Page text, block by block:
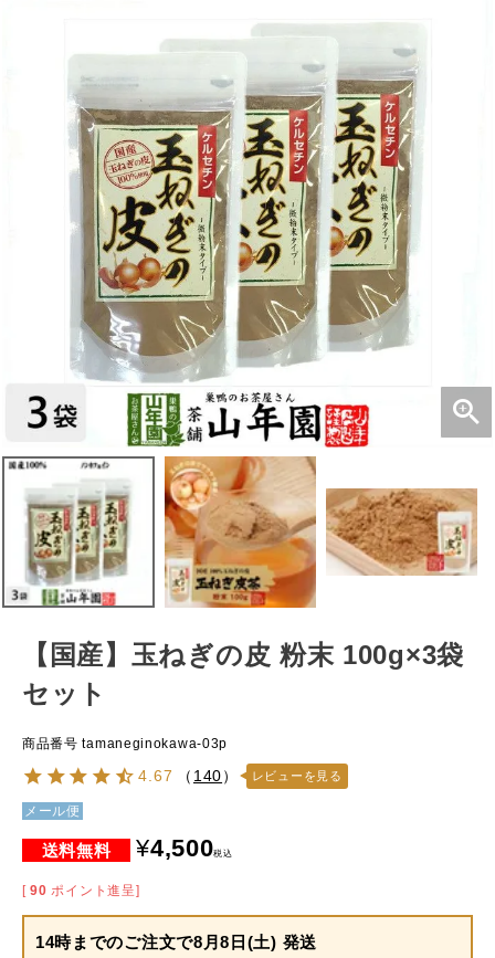
【国産】玉ねぎの皮 粉末 100g×3袋
セット
商品番号 tamaneginokawa-03p
4.67 （ 140） レビューを見る
メール便
¥4,500税込
[ 90 ポイント進呈]
14時までのご注文で8月8日(土) 発送